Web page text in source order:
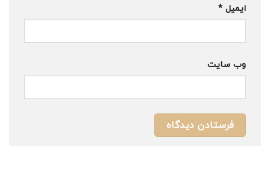
ایمیل *
وب‌ سایت